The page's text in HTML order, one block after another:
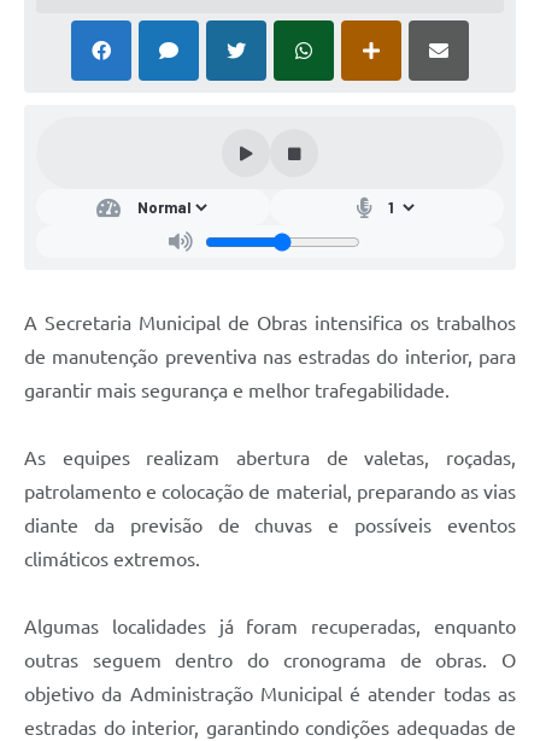
A Secretaria Municipal de Obras intensifica os trabalhos
de manutenção preventiva nas estradas do interior, para
garantir mais segurança e melhor trafegabilidade.
As equipes realizam abertura de valetas, roçadas,
patrolamento e colocação de material, preparando as vias
diante da previsão de chuvas e possíveis eventos
climáticos extremos.
Algumas localidades já foram recuperadas, enquanto
outras seguem dentro do cronograma de obras. O
objetivo da Administração Municipal é atender todas as
estradas do interior, garantindo condições adequadas de